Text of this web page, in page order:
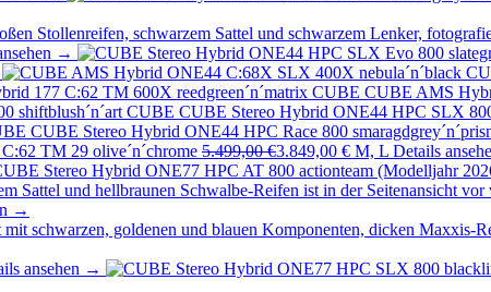
→
CUBE CUBE AMS
CUBE CUBE Stereo Hybrid ONE44 HPC SLX
CUBE Stereo Hybrid ONE44 HPC Race 800
TM 29 olive´n´chrome 5.499,00 €3.849,00 € M, L Details
Stereo Hybrid ONE77 HPC AT 800 actionteam (Modelljahr
→
ansehen →